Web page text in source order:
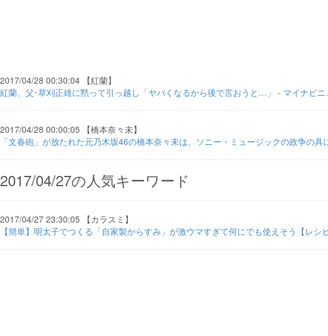
2017/04/28 00:30:04 【紅蘭】
紅蘭、父･草刈正雄に黙って引っ越し「ヤバくなるから後で言おうと…」 - マイナビニ
2017/04/28 00:00:05 【橋本奈々未】
「文春砲」が放たれた元乃木坂46の橋本奈々未は、ソニー・ミュージックの政争の
2017/04/27の人気キーワード
2017/04/27 23:30:05 【カラスミ】
【簡単】明太子でつくる「自家製からすみ」が激ウマすぎて何にでも使えそう【レシ